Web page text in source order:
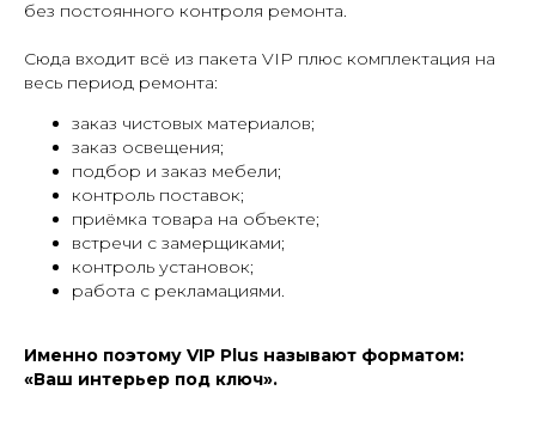
без постоянного контроля ремонта.
Сюда входит всё из пакета VIP плюс комплектация на
весь период ремонта:
заказ чистовых материалов;
заказ освещения;
подбор и заказ мебели;
контроль поставок;
приёмка товара на объекте;
встречи с замерщиками;
контроль установок;
работа с рекламациями.
Именно поэтому VIP Plus называют форматом:
«Ваш интерьер под ключ».